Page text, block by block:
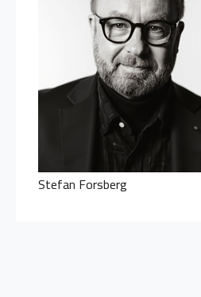
Stefan Forsberg